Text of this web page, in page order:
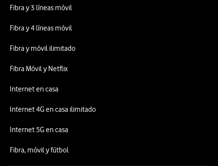
Fibra y 3 líneas móvil
Fibra y 4 líneas móvil
Fibra y móvil ilimitado
Fibra Móvil y Netflix
Internet en casa
Internet 4G en casa ilimitado
Internet 5G en casa
Fibra, móvil y fútbol